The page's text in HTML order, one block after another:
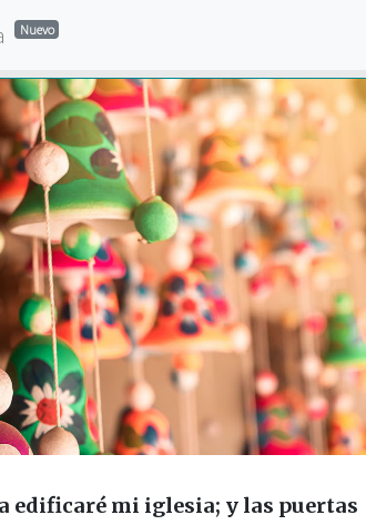
Nuevo
edificaré mi iglesia; y las puertas